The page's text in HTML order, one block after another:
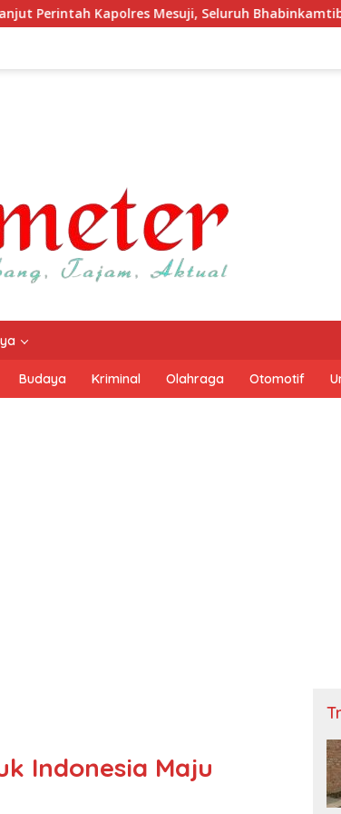
Seluruh Bhabinkamtibmas Sosialisasikan dan
Budaya Kriminal Olahraga Otomotif
Indonesia Maju